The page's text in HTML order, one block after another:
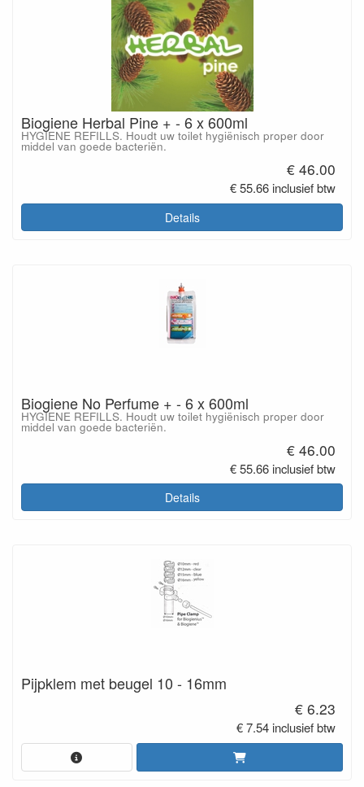
Biogiene Herbal Pine + - 6 x 600ml
HYGIENE REFILLS. Houdt uw toilet hygiënisch proper door
middel van goede bacteriën.
€ 46.00
€ 55.66 inclusief btw
Details
Biogiene No Perfume + - 6 x 600ml
HYGIENE REFILLS. Houdt uw toilet hygiënisch proper door
middel van goede bacteriën.
€ 46.00
€ 55.66 inclusief btw
Details
Pijpklem met beugel 10 - 16mm
€ 6.23
€ 7.54 inclusief btw